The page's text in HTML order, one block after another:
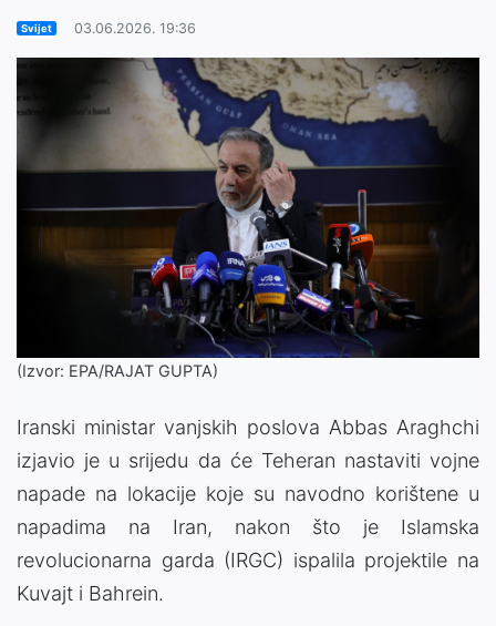
Svijet 03.06.2026. 19:36
(Izvor: EPA/RAJAT GUPTA)
Iranski ministar vanjskih poslova Abbas Araghchi
izjavio je u srijedu da će Teheran nastaviti vojne
napade na lokacije koje su navodno korištene u
napadima na Iran, nakon što je Islamska
revolucionarna garda (IRGC) ispalila projektile na
Kuvajt i Bahrein.